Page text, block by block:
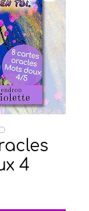
4